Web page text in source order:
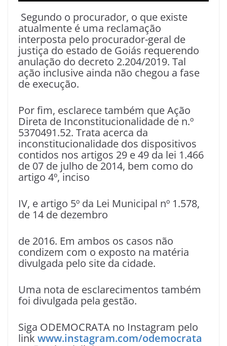
Segundo o procurador, o que existe
atualmente é uma reclamação
interposta pelo procurador-geral de
justiça do estado de Goiás requerendo
anulação do decreto 2.204/2019. Tal
ação inclusive ainda não chegou a fase
de execução.
Por fim, esclarece também que Ação
Direta de Inconstitucionalidade de n.º
5370491.52. Trata acerca da
inconstitucionalidade dos dispositivos
contidos nos artigos 29 e 49 da lei 1.466
de 07 de julho de 2014, bem como do
artigo 4º, inciso
IV, e artigo 5º da Lei Municipal nº 1.578,
de 14 de dezembro
de 2016. Em ambos os casos não
condizem com o exposto na matéria
divulgada pelo site da cidade.
Uma nota de esclarecimentos também
foi divulgada pela gestão.
Siga ODEMOCRATA no Instagram pelo
link www.instagram.com/odemocrata